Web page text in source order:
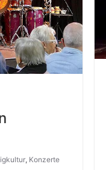
igkultur, Konzerte